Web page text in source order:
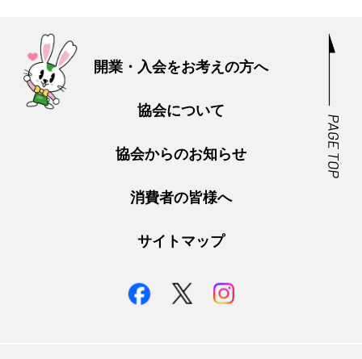
開業・入会をお考えの方へ
協会について
協会からのお知らせ
消費者の皆様へ
サイトマップ